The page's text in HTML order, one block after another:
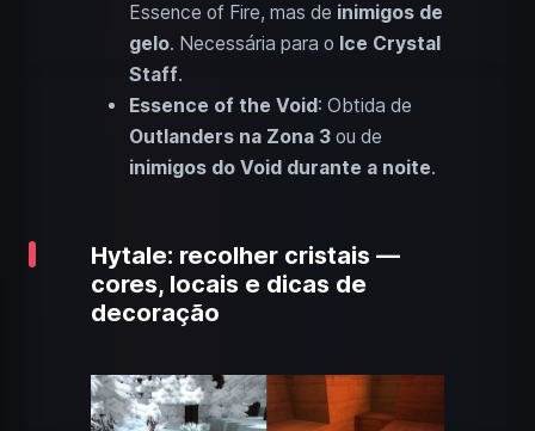
Essence of Fire, mas de inimigos de
gelo. Necessária para o Ice Crystal
Staff.
Essence of the Void: Obtida de
Outlanders na Zona 3 ou de
inimigos do Void durante a noite.
Hytale: recolher cristais —
cores, locais e dicas de
decoração